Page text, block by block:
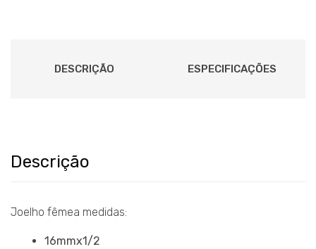
DESCRIÇÃO ESPECIFICAÇÕES
Descrição
Joelho fêmea medidas:
16mmx1/2